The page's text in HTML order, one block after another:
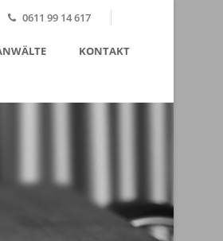
0611 99 14 617
KONTAKT